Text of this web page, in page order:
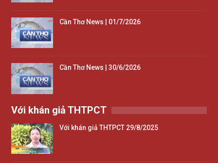
Cần Thơ News | 01/7/2026
Cần Thơ News | 30/6/2026
Với khán giả THTPCT
Với khán giả THTPCT 29/8/2025